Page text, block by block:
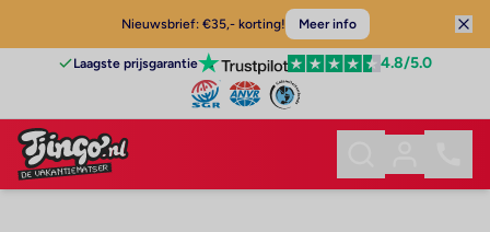
Nieuwsbrief: €35,- korting! Meer info
Laagste prijsgarantie 4.8/5.0